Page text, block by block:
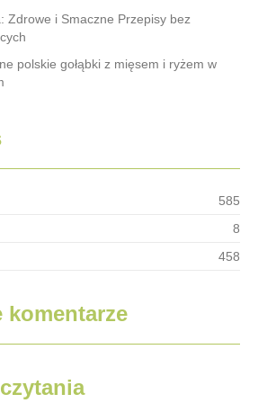
Zdrowe i Smaczne Przepisy bez
polskie gołąbki z mięsem i ryżem w
585
8
458
komentarze